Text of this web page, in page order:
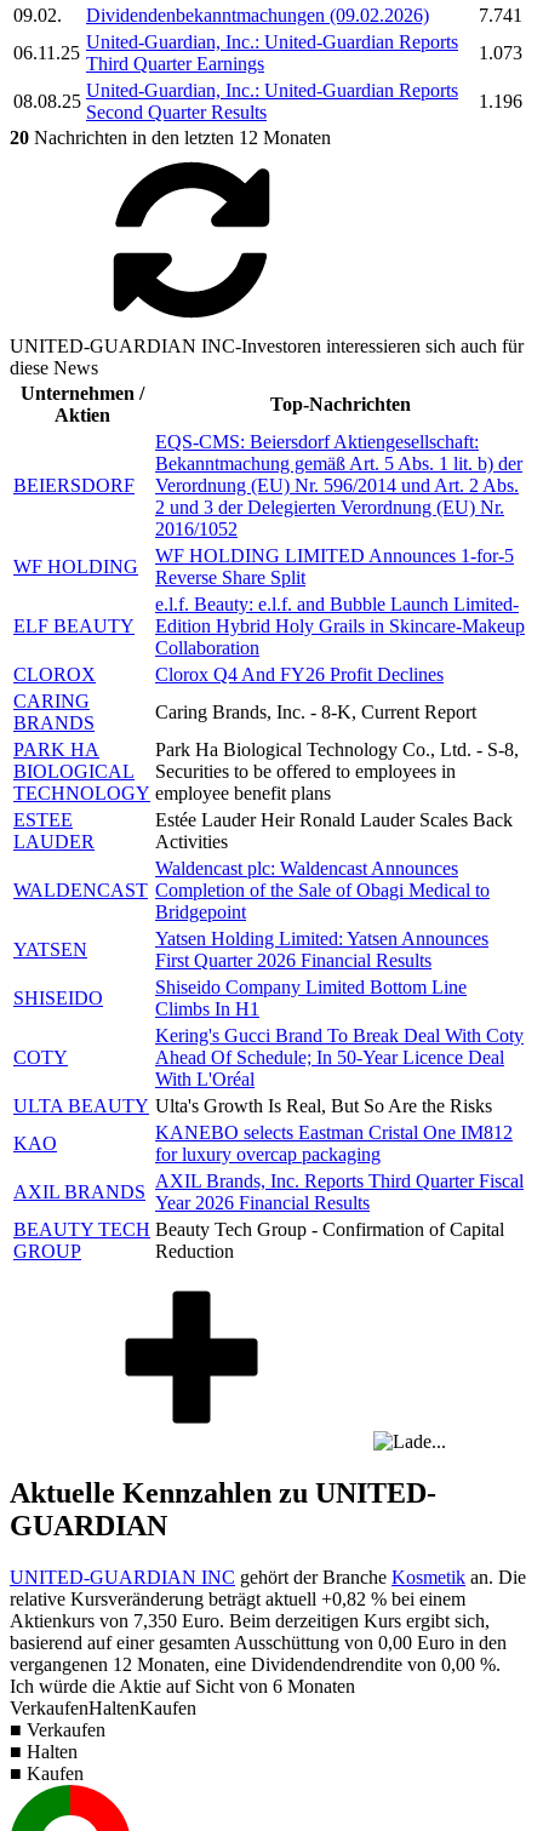
09.02.
Dividendenbekanntmachungen (09.02.2026)
7.741
06.11.25
United-Guardian, Inc.: United-Guardian Reports
Third Quarter Earnings
1.073
08.08.25
United-Guardian, Inc.: United-Guardian Reports
Second Quarter Results
1.196
20 Nachrichten in den letzten 12 Monaten
UNITED-GUARDIAN INC-Investoren interessieren sich auch für
diese News
Unternehmen /
Aktien
Top-Nachrichten
BEIERSDORF
EQS-CMS: Beiersdorf Aktiengesellschaft:
Bekanntmachung gemäß Art. 5 Abs. 1 lit. b) der
Verordnung (EU) Nr. 596/2014 und Art. 2 Abs.
2 und 3 der Delegierten Verordnung (EU) Nr.
2016/1052
WF HOLDING
WF HOLDING LIMITED Announces 1-for-5
Reverse Share Split
ELF BEAUTY
e.l.f. Beauty: e.l.f. and Bubble Launch Limited-
Edition Hybrid Holy Grails in Skincare-Makeup
Collaboration
CLOROX
Clorox Q4 And FY26 Profit Declines
CARING
BRANDS
Caring Brands, Inc. - 8-K, Current Report
PARK HA
BIOLOGICAL
TECHNOLOGY
Park Ha Biological Technology Co., Ltd. - S-8,
Securities to be offered to employees in
employee benefit plans
ESTEE
LAUDER
Estée Lauder Heir Ronald Lauder Scales Back
Activities
WALDENCAST
Waldencast plc: Waldencast Announces
Completion of the Sale of Obagi Medical to
Bridgepoint
YATSEN
Yatsen Holding Limited: Yatsen Announces
First Quarter 2026 Financial Results
SHISEIDO
Shiseido Company Limited Bottom Line
Climbs In H1
COTY
Kering's Gucci Brand To Break Deal With Coty
Ahead Of Schedule; In 50-Year Licence Deal
With L'Oréal
ULTA BEAUTY Ulta's Growth Is Real, But So Are the Risks
KAO
KANEBO selects Eastman Cristal One IM812
for luxury overcap packaging
AXIL BRANDS
AXIL Brands, Inc. Reports Third Quarter Fiscal
Year 2026 Financial Results
BEAUTY TECH
GROUP
Beauty Tech Group - Confirmation of Capital
Reduction
Aktuelle Kennzahlen zu UNITED-
GUARDIAN
UNITED-GUARDIAN INC gehört der Branche Kosmetik an. Die
relative Kursveränderung beträgt aktuell +0,82 % bei einem
Aktienkurs von 7,350 Euro. Beim derzeitigen Kurs ergibt sich,
basierend auf einer gesamten Ausschüttung von 0,00 Euro in den
vergangenen 12 Monaten, eine Dividendendrendite von 0,00 %.
Ich würde die Aktie auf Sicht von 6 Monaten
VerkaufenHaltenKaufen
■ Verkaufen
■ Halten
■ Kaufen